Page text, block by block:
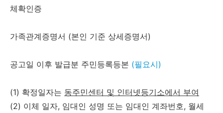
체확인증
가족관계증명서 (본인 기준 상세증명서)
공고일 이후 발급분 주민등록등본 (필요시)
(1) 확정일자는 동주민센터 및 인터넷등기소에서 부여
(2) 이체 일자, 임대인 성명 또는 임대인 계좌번호, 월세